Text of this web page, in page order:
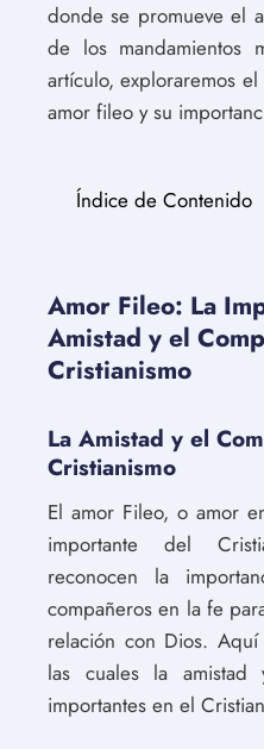
donde se promueve el
de los mandamientos
artículo, exploraremos
amor fileo y su
Índice de Contenido
Amor Fileo: La
Amistad y el
Cristianismo
La Amistad y el
Cristianismo
El amor Fileo, o amor
importante del
reconocen la
compañeros en la fe
relación con Dios.
las cuales la amistad
importantes en el